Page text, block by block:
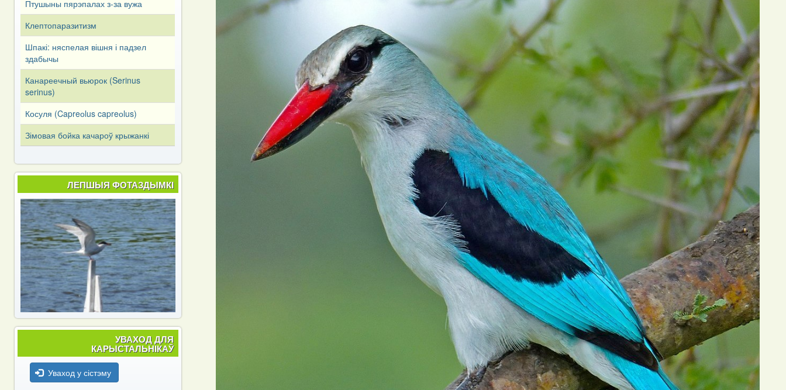
Птушыны пярэпалах з-за вужа
Клептопаразитизм
Шпакі: няспелая вішня і падзел
здабычы
Канареечный вьюрок (Serinus
serinus)
Косуля (Capreоlus capreоlus)
Зімовая бойка качароў крыжанкі
ЛЕПШЫЯ ФОТАЗДЫМКІ
УВАХОД ДЛЯ
КАРЫСТАЛЬНІКАЎ
Уваход у сістэму